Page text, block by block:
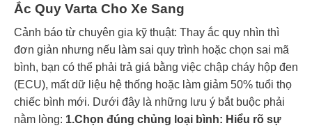
Ắc Quy Varta Cho Xe Sang
Cảnh báo từ chuyên gia kỹ thuật: Thay ắc quy nhìn thì
đơn giản nhưng nếu làm sai quy trình hoặc chọn sai mã
bình, bạn có thể phải trả giá bằng việc chập cháy hộp đen
(ECU), mất dữ liệu hệ thống hoặc làm giảm 50% tuổi thọ
chiếc bình mới. Dưới đây là những lưu ý bắt buộc phải
nằm lòng: 1.Chọn đúng chủng loại bình: Hiểu rõ sự